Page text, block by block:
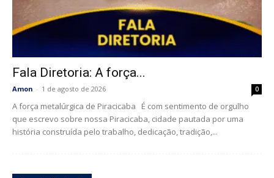
Fala Diretoria: A força...
Amon - 1 de agosto de 2026 0
A força metalúrgica de Piracicaba É com sentimento de orgulho
que escrevo sobre nossa Piracicaba, cidade pautada por uma
história construída pelo trabalho, dedicação, tradição,...